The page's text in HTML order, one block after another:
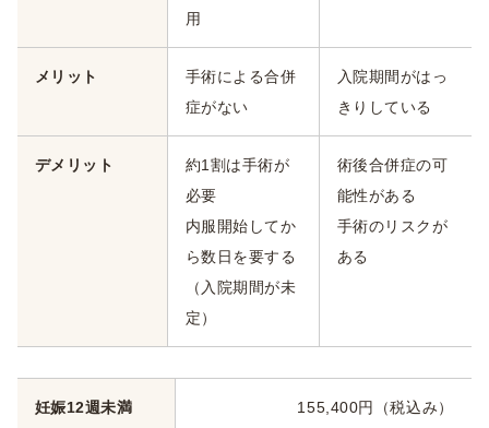
用
メリット
手術による合併
症がない
入院期間がはっ
きりしている
デメリット
約1割は手術が
必要
内服開始してか
ら数日を要する
（入院期間が未
定）
術後合併症の可
能性がある
手術のリスクが
ある
妊娠12週未満 155,400円（税込み）